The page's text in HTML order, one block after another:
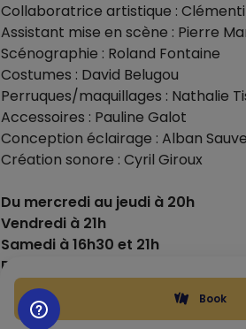
Collaboratrice artistique :
Assistant mise en scène : Pierre
Scénographie : Roland Fontaine
Costumes : David Belugou
Perruques/maquillages : Nathalie
Accessoires : Pauline Galot
Conception éclairage : Alban Sauve
Création sonore : Cyril Giroux
Du mercredi au jeudi à 20h
Vendredi à 21h
Samedi à 16h30 et 21h
Dimanche à 15h
Book